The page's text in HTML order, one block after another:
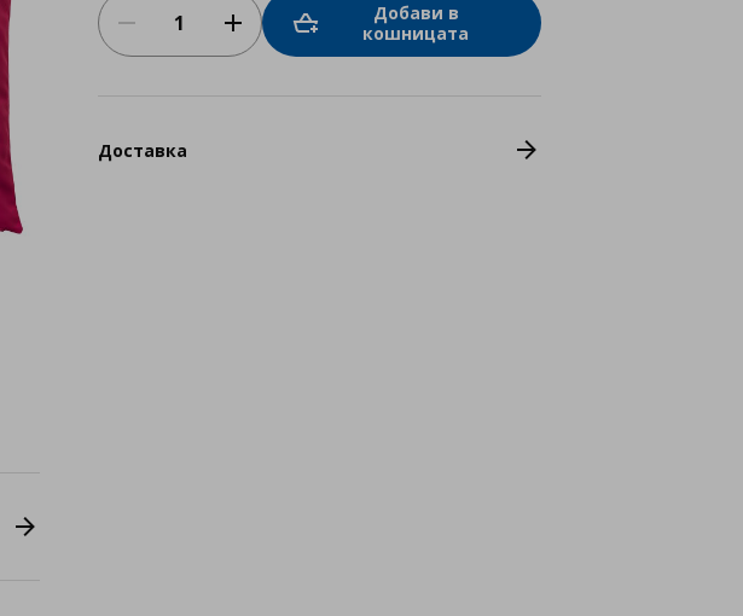
Добави в
кошницата
Доставка